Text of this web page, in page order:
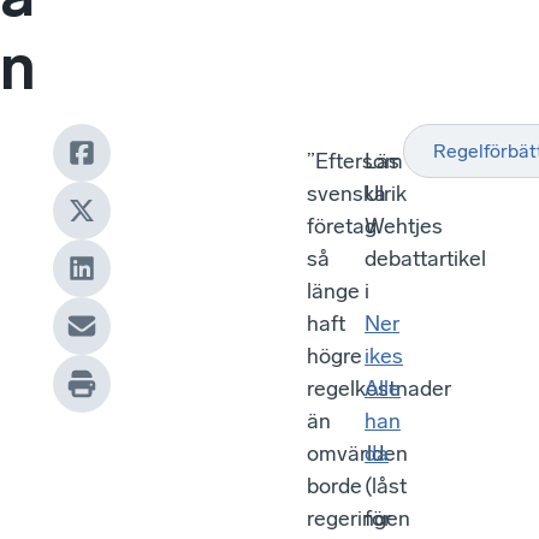
n
”Eftersom
svenska
företag
så
länge
haft
högre
regelkostnader
än
omvärlden
borde
regeringen
Läs
Ulrik
Wehtjes
debattartikel
i
Ner
ikes
Alle
han
da
(låst
för